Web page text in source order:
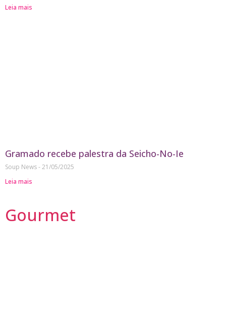
Leia mais
Gramado recebe palestra da Seicho-No-Ie
Soup News 21/05/2025
Leia mais
Gourmet